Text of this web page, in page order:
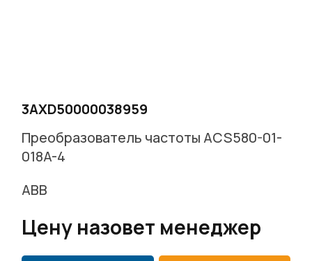
3AXD50000038959
Преобразователь частоты ACS580-01-
018A-4
ABB
Цену назовет менеджер